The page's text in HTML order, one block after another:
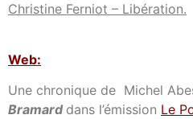
Christine Ferniot – Libération.
Web:
Une chronique de Michel
Bramard dans l’émission Le